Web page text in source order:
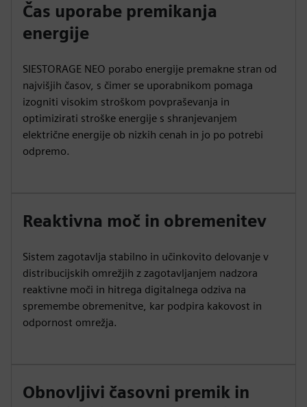
Čas uporabe premikanja
energije
SIESTORAGE NEO porabo energije premakne stran od
najvišjih časov, s čimer se uporabnikom pomaga
izogniti visokim stroškom povpraševanja in
optimizirati stroške energije s shranjevanjem
električne energije ob nizkih cenah in jo po potrebi
odpremo.
Reaktivna moč in obremenitev
Sistem zagotavlja stabilno in učinkovito delovanje v
distribucijskih omrežjih z zagotavljanjem nadzora
reaktivne moči in hitrega digitalnega odziva na
spremembe obremenitve, kar podpira kakovost in
odpornost omrežja.
Obnovljivi časovni premik in